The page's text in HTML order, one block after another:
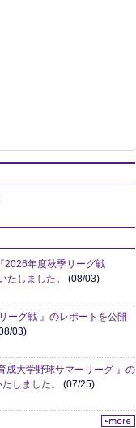
2026年度秋季リーグ戦
たしました。 (08/03)
ーグ戦 』のレポートを公開
03)
成大学野球サマーリーグ 』の
しました。 (07/25)